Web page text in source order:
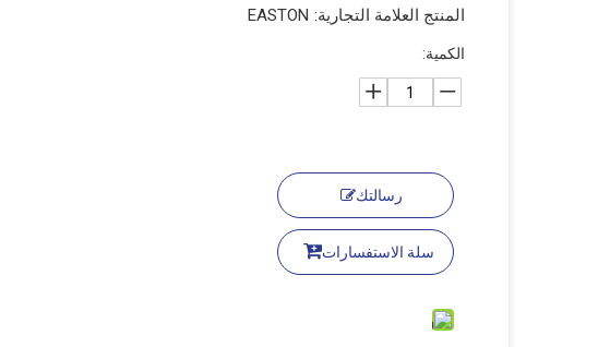
المنتج العلامة التجارية: EASTON
الكمية:
رسالتك
سلة الاستفسارات